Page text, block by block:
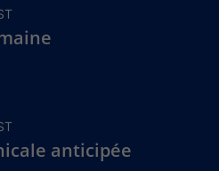
anticipée